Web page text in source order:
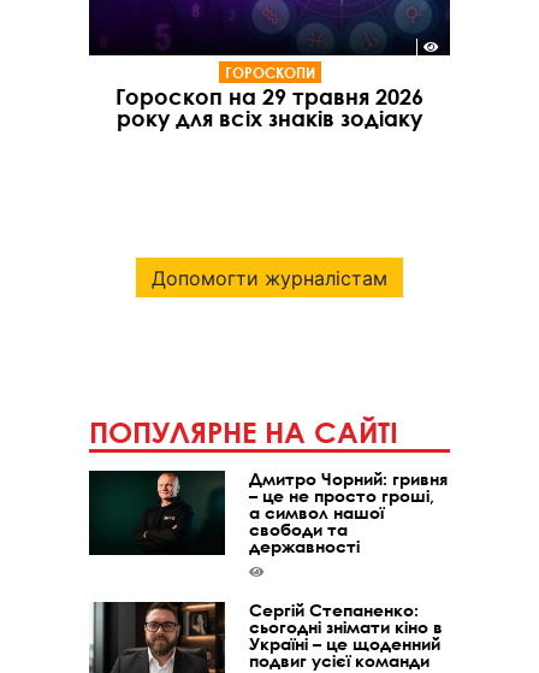
ГОРОСКОПИ
Гороскоп на 29 травня 2026
року для всіх знаків зодіаку
Допомогти журналістам
ПОПУЛЯРНЕ НА САЙТІ
Дмитро Чорний: гривня
– це не просто гроші,
а символ нашої
свободи та
державності
Сергій Степаненко:
сьогодні знімати кіно в
Україні – це щоденний
подвиг усієї команди